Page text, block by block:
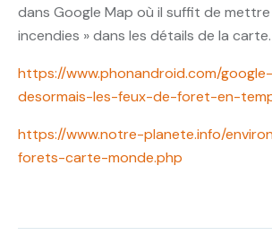
dans Google Map où il suffit de
incendies » dans les détails de la carte.
https://www.phonandroid.com/
desormais-les-feux-de-foret-en-
https://www.notre-planete.info/
forets-carte-monde.php